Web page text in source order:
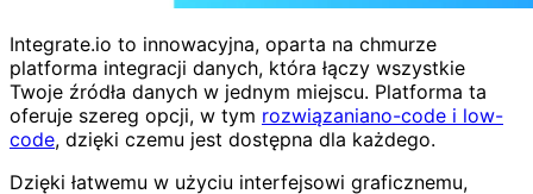
Integrate.io to innowacyjna, oparta na chmurze
platforma integracji danych, która łączy wszystkie
Twoje źródła danych w jednym miejscu. Platforma ta
oferuje szereg opcji, w tym rozwiązaniano-code i low-
code, dzięki czemu jest dostępna dla każdego.
Dzięki łatwemu w użyciu interfejsowi graficznemu,